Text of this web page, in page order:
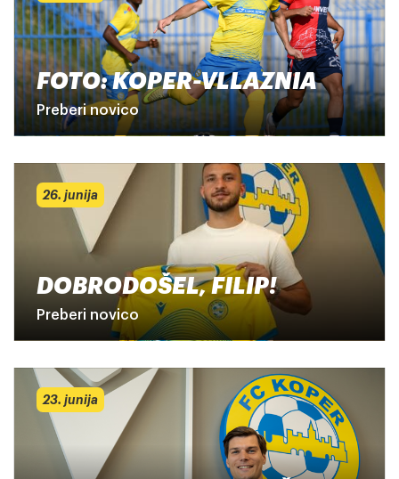
FOTO: KOPER-VLLAZNIA
Preberi novico
26. junija
DOBRODOŠEL, FILIP!
Preberi novico
23. junija